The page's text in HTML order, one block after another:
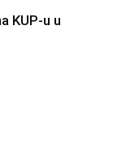
KUP-u u